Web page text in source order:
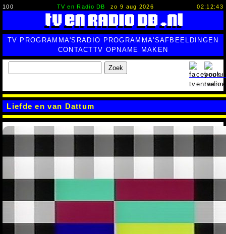
100 TV en Radio DB zo 9 aug 2026 02:12:44
TV PROGRAMMA'S RADIO PROGRAMMA'SAFBEELDINGEN
CONTACTTV OPNAME MAKEN
Zoek
Liefde en van Dattum